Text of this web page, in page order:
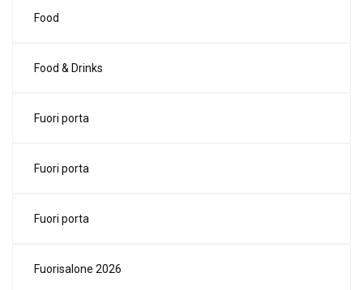
Food
Food & Drinks
Fuori porta
Fuori porta
Fuori porta
Fuorisalone 2026